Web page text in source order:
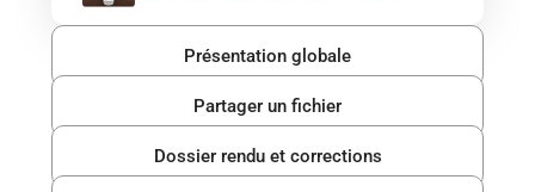
Présentation globale
Partager un fichier
Dossier rendu et corrections